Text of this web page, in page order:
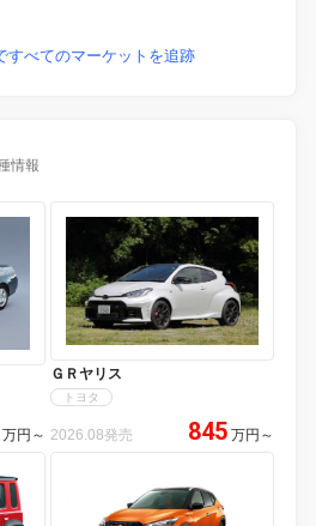
べてのマーケットを追跡
情報
万円 ～
ＧＲヤリス
トヨタ
2026.08発売 845 万円 ～